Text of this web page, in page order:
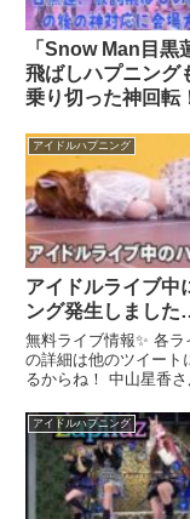
「Snow Man目黒
飛ばしハプニング
乗り切った神回転
たプロの対応力と
愛」
アイドルハプニング
アイドルライブ中
ング発生しまし
無料ライブ情報✨ 各ラ
の詳細は他のツイート
るからね！ 中山星香
アイドルハプニング